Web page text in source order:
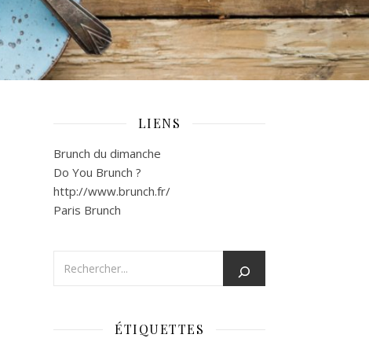
LIENS
Brunch du dimanche
Do You Brunch ?
http://www.brunch.fr/
Paris Brunch
ÉTIQUETTES